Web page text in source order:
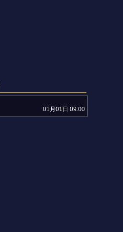
01月01日 09:00